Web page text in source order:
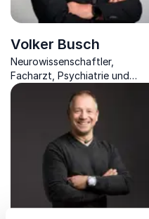
Volker Busch
Neurowissenschaftler,
Facharzt, Psychiatrie und
Psychotherapie - für
Gesundheit, Leistung und
Motivation in Beruf und Leben.